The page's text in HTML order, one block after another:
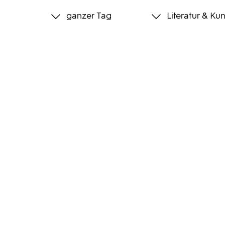
ganzer Tag Literatur &